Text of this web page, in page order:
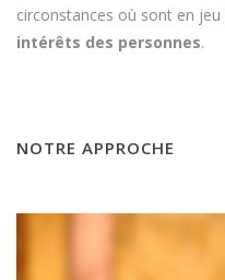
circonstances où sont en jeu
intérêts des personnes.
NOTRE APPROCHE